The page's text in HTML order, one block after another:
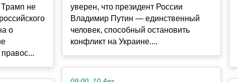
не
о
уверен, что президент России
Владимир Путин — единственный
человек, способный остановить
конфликт на Украине....